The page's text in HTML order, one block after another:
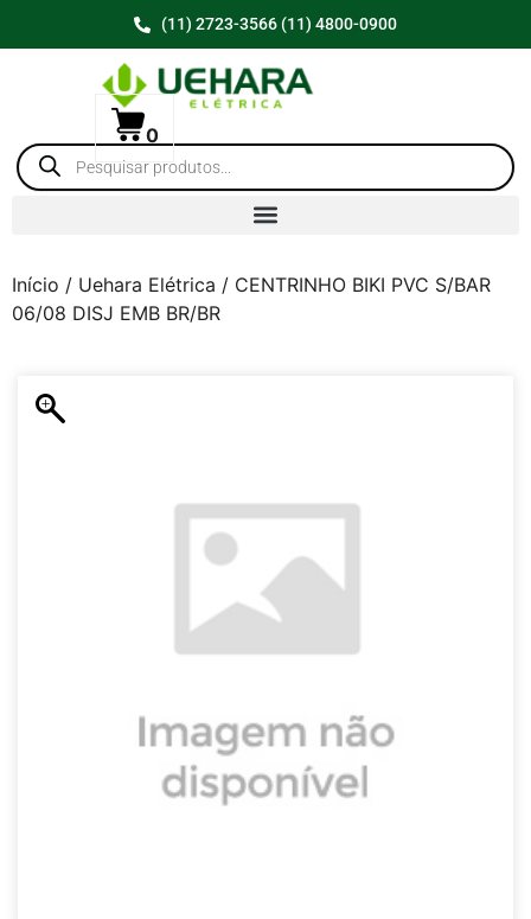
(11) 2723-3566 (11) 4800-0900
0
Início / Uehara Elétrica / CENTRINHO BIKI PVC S/BAR
06/08 DISJ EMB BR/BR